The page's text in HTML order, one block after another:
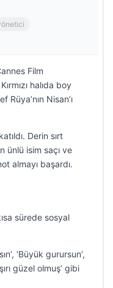
Film
halıda boy
Nisan’ı
Derin sırt
ünlü isim saçı ve
almayı başardı.
sürede sosyal
‘Büyük gurursun’,
güzel olmuş’ gibi